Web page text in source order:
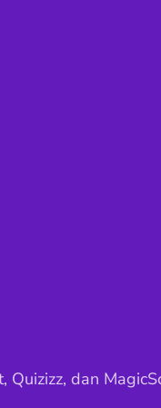
dan